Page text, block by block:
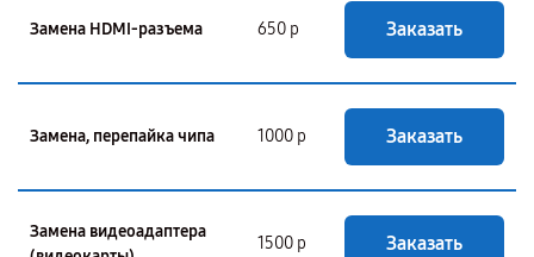
Замена HDMI-разъема 650 р Заказать
Замена, перепайка чипа 1000 р Заказать
Замена видеоадаптера
1500 р Заказать